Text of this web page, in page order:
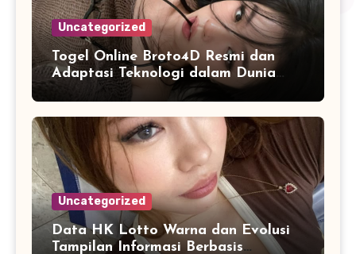
Uncategorized
Togel Online Broto4D Resmi dan
Adaptasi Teknologi dalam Dunia
Permainan
Uncategorized
Data HK Lotto Warna dan Evolusi
Tampilan Informasi Berbasis